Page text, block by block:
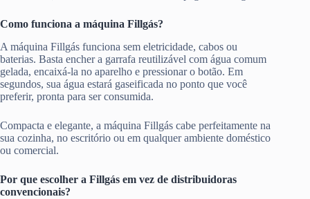
Como funciona a máquina Fillgás?
A máquina Fillgás funciona sem eletricidade, cabos ou
baterias. Basta encher a garrafa reutilizável com água comum
gelada, encaixá-la no aparelho e pressionar o botão. Em
segundos, sua água estará gaseificada no ponto que você
preferir, pronta para ser consumida.
Compacta e elegante, a máquina Fillgás cabe perfeitamente na
sua cozinha, no escritório ou em qualquer ambiente doméstico
ou comercial.
Por que escolher a Fillgás em vez de distribuidoras
convencionais?